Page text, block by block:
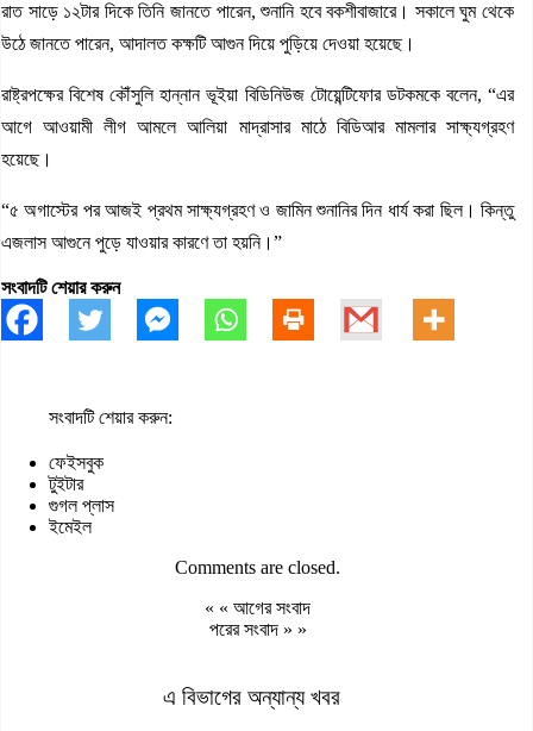
রাত সাড়ে ১২টার দিকে তিনি জানতে পারেন, শুনানি হবে বকশীবাজারে। সকালে ঘুম থেকে
উঠে জানতে পারেন, আদালত কক্ষটি আগুন দিয়ে পুড়িয়ে দেওয়া হয়েছে।
রাষ্ট্রপক্ষের বিশেষ কৌঁসুলি হান্নান ভূইয়া বিডিনিউজ টোয়েন্টিফোর ডটকমকে বলেন, “এর
আগে আওয়ামী লীগ আমলে আলিয়া মাদ্রাসার মাঠে বিডিআর মামলার সাক্ষ্যগ্রহণ
হয়েছে।
“৫ অগাস্টের পর আজই প্রথম সাক্ষ্যগ্রহণ ও জামিন শুনানির দিন ধার্য করা ছিল। কিন্তু
এজলাস আগুনে পুড়ে যাওয়ার কারণে তা হয়নি।”
সংবাদটি শেয়ার করুন
সংবাদটি শেয়ার করুন:
ফেইসবুক
টুইটার
গুগল প্লাস
ইমেইল
Comments are closed.
« « আগের সংবাদ
পরের সংবাদ » »
এ বিভাগের অন্যান্য খবর